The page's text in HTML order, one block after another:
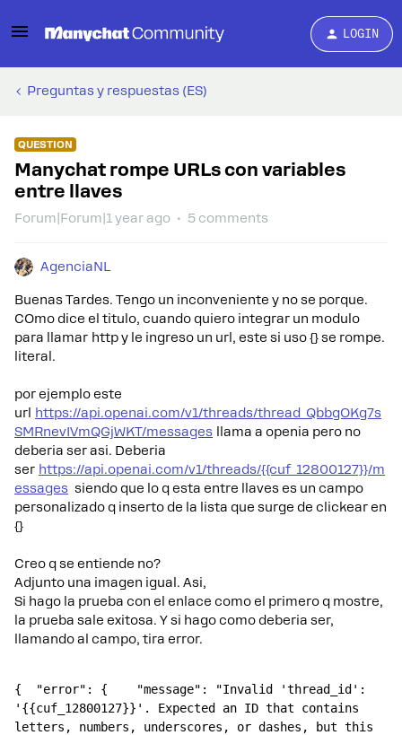
LOGIN
Preguntas y respuestas (ES)
QUESTION
Manychat rompe URLs con variables
entre llaves
Forum|Forum|1 year ago 5 comments
AgenciaNL
Buenas Tardes. Tengo un inconveniente y no se porque.
COmo dice el titulo, cuando quiero integrar un modulo
para llamar http y le ingreso un url, este si uso {} se rompe.
literal.
por ejemplo este
url
https://api.openai.com/v1/threads/thread_QbbgOKg7s
SMRnevIVmQGjWKT/messages llama a openia pero no
deberia ser asi. Deberia
ser https://api.openai.com/v1/threads/{{cuf_12800127}}/m
essages siendo que lo q esta entre llaves es un campo
personalizado q inserto de la lista que surge de clickear en
{}
Creo q se entiende no?
Adjunto una imagen igual. Asi,
Si hago la prueba con el enlace como el primero q mostre,
la prueba sale exitosa. Y si hago como deberia ser,
llamando al campo, tira error.
{  "error": {    "message": "Invalid 'thread_id':
'{{cuf_12800127}}'. Expected an ID that contains
letters, numbers, underscores, or dashes, but this